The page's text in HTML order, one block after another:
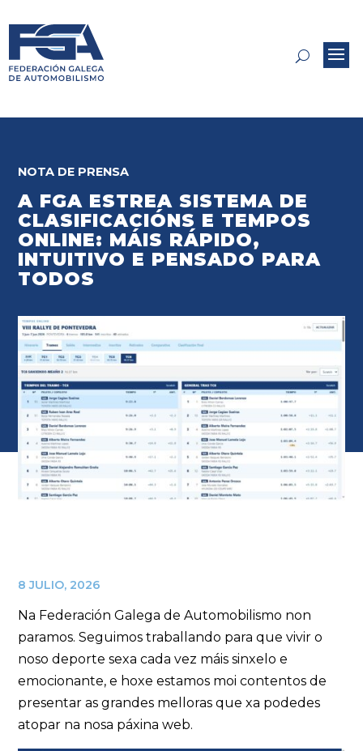
NOTA DE PRENSA
A FGA ESTREA SISTEMA DE
CLASIFICACIÓNS E TEMPOS
ONLINE: MÁIS RÁPIDO,
INTUITIVO E PENSADO PARA
TODOS
8 JULIO, 2026
Na Federación Galega de Automobilismo non
paramos. Seguimos traballando para que vivir o
noso deporte sexa cada vez máis sinxelo e
emocionante, e hoxe estamos moi contentos de
presentar as grandes melloras que xa podedes
atopar na nosa páxina web.